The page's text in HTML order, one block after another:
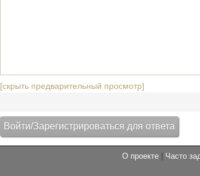
[скрыть предварительный просмотр]
О проекте Часто